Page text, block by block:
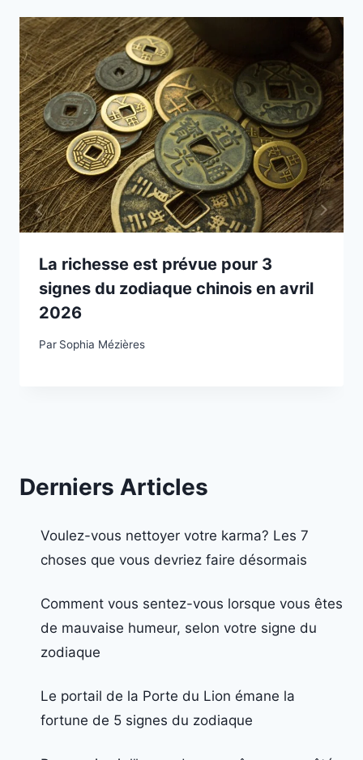
La richesse est prévue pour 3
signes du zodiaque chinois en avril
2026
Par Sophia Mézières
Derniers Articles
Voulez-vous nettoyer votre karma? Les 7
choses que vous devriez faire désormais
Comment vous sentez-vous lorsque vous êtes
de mauvaise humeur, selon votre signe du
zodiaque
Le portail de la Porte du Lion émane la
fortune de 5 signes du zodiaque